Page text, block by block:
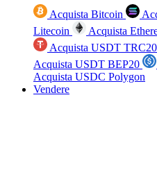
Acquista Bitcoin
Litecoin
Acquista
Acquista USDT TRC20
Acquista USDT BEP20
Acquista USDC Polygon
Vendere